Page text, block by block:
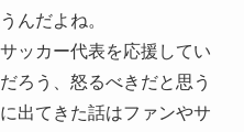
んだよね。
ッカー代表を応援してい
ろう、怒るべきだと思う
出てきた話はファンやサ